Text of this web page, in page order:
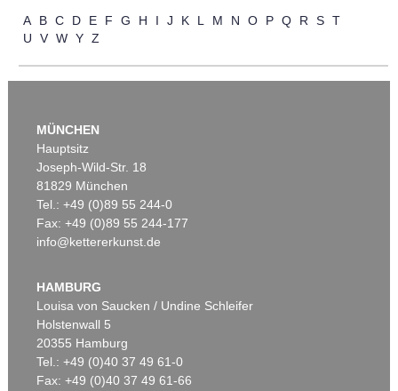
WASSILY KANDINSKY
Villa Seeburg am Staffelsee
Ergebnis:
€ 4.750.000
A B C D E F G H I J K L M N O P Q R S T
U
V W Y Z
MÜNCHEN
Hauptsitz
Joseph-Wild-Str. 18
81829 München
Tel.: +49 (0)89 55 244-0
Fax: +49 (0)89 55 244-177
info@kettererkunst.de
HAMBURG
Louisa von Saucken / Undine Schleifer
Holstenwall 5
20355 Hamburg
Tel.: +49 (0)40 37 49 61-0
Fax: +49 (0)40 37 49 61-66